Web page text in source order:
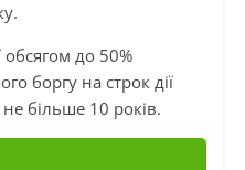
до 50%
боргу на строк дії
більше 10 років.